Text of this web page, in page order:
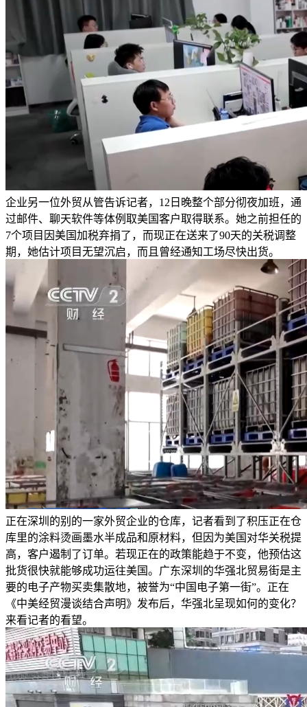
企业另一位外贸从管告诉记者，12日晚整个部分彻夜加班，通
过邮件、聊天软件等体例取美国客户取得联系。她之前担任的
7个项目因美国加税弃捐了，而现正在送来了90天的关税调整
期，她估计项目无望沉启，而且曾经通知工场尽快出货。
正在深圳的别的一家外贸企业的仓库，记者看到了积压正在仓
库里的涂料烫画墨水半成品和原材料，但因为美国对华关税提
高，客户遏制了订单。若现正在的政策能趋于不变，他预估这
批货很快就能够成功运往美国。广东深圳的华强北贸易街是主
要的电子产物买卖集散地，被誉为“中国电子第一街”。正在
《中美经贸漫谈结合声明》发布后，华强北呈现如何的变化？
来看记者的看望。